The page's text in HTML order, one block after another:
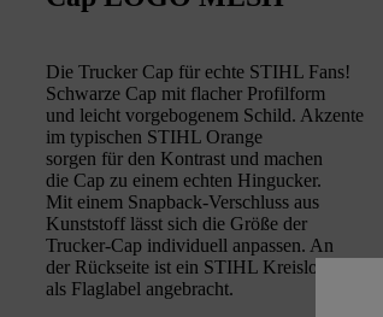
Die Trucker Cap für echte STIHL Fans!
Schwarze Cap mit flacher Profilform
und leicht vorgebogenem Schild. Akzente
im typischen STIHL Orange
sorgen für den Kontrast und machen
die Cap zu einem echten Hingucker.
Mit einem Snapback-Verschluss aus
Kunststoff lässt sich die Größe der
Trucker-Cap individuell anpassen. An
der Rückseite ist ein STIHL Kreislogo
als Flaglabel angebracht.